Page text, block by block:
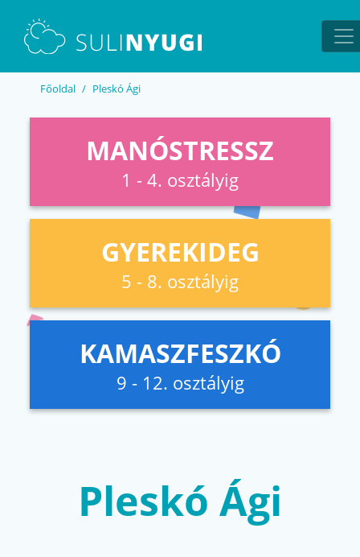
Főoldal Pleskó Ági
MANÓSTRESSZ
1 - 4. osztályig
GYEREKIDEG
5 - 8. osztályig
KAMASZFESZKÓ
9 - 12. osztályig
Pleskó Ági